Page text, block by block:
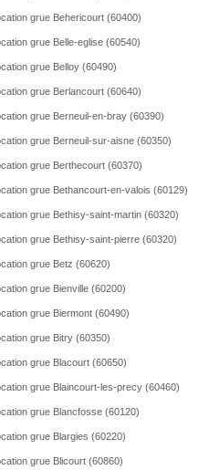
grue Behericourt (60400)
grue Belle-eglise (60540)
grue Belloy (60490)
grue Berlancourt (60640)
grue Berneuil-en-bray (60390)
grue Berneuil-sur-aisne (60350)
grue Berthecourt (60370)
grue Bethancourt-en-valois (60129)
grue Bethisy-saint-martin (60320)
grue Bethisy-saint-pierre (60320)
grue Betz (60620)
grue Bienville (60200)
grue Biermont (60490)
grue Bitry (60350)
grue Blacourt (60650)
grue Blaincourt-les-precy (60460)
grue Blancfosse (60120)
grue Blargies (60220)
grue Blicourt (60860)